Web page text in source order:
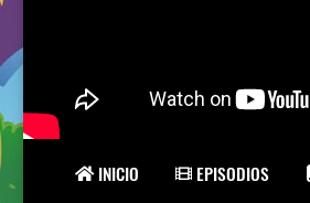
INICIO EPISODIOS